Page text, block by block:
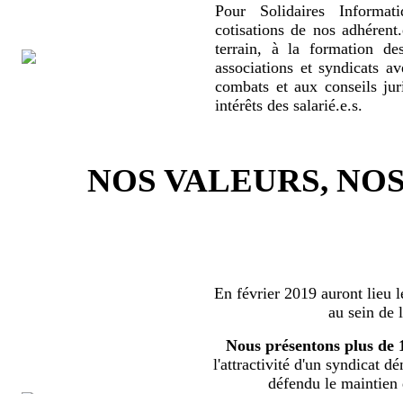
Pour Solidaires
cotisations de nos
terrain, à la formation
associations et syndicats
combats et aux conseils
intérêts des salarié.e.s.
NOS VALEURS,
En février 2019 auront lieu
au sein de
Nous présentons plus de
l'attractivité d'un syndicat
défendu le maintien